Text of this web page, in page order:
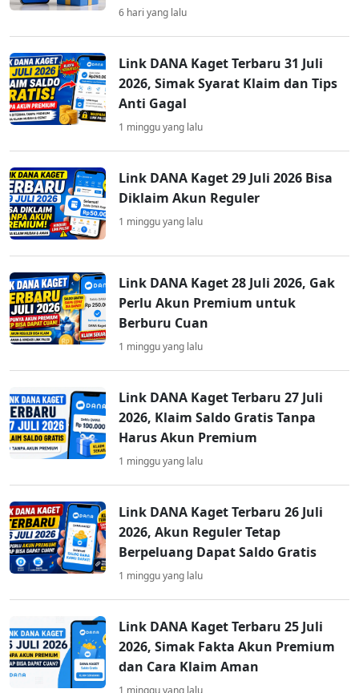
6 hari yang lalu
Link DANA Kaget Terbaru 31 Juli
2026, Simak Syarat Klaim dan Tips
Anti Gagal
1 minggu yang lalu
Link DANA Kaget 29 Juli 2026 Bisa
Diklaim Akun Reguler
1 minggu yang lalu
Link DANA Kaget 28 Juli 2026, Gak
Perlu Akun Premium untuk
Berburu Cuan
1 minggu yang lalu
Link DANA Kaget Terbaru 27 Juli
2026, Klaim Saldo Gratis Tanpa
Harus Akun Premium
1 minggu yang lalu
Link DANA Kaget Terbaru 26 Juli
2026, Akun Reguler Tetap
Berpeluang Dapat Saldo Gratis
1 minggu yang lalu
Link DANA Kaget Terbaru 25 Juli
2026, Simak Fakta Akun Premium
dan Cara Klaim Aman